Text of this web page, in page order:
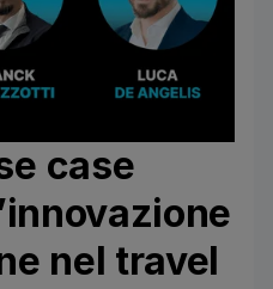
case
nel travel